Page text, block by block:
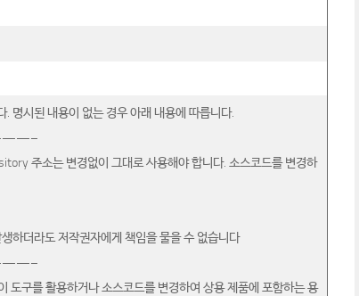
시된 내용이 없는 경우 아래 내용에 따릅니다.
주소는 변경없이 그대로 사용해야 합니다. 소스코드를 변경하
하더라도 저작권자에게 책임을 물을 수 없습니다
도구를 활용하거나 소스코드를 변경하여 상용 제품에 포함하는 용